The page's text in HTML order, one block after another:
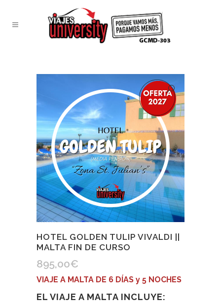
HOTEL GOLDEN TULIP VIVALDI ||
MALTA FIN DE CURSO
895,00€
VIAJE A MALTA DE 6 DÍAS y 5 NOCHES
EL VIAJE A MALTA INCLUYE: